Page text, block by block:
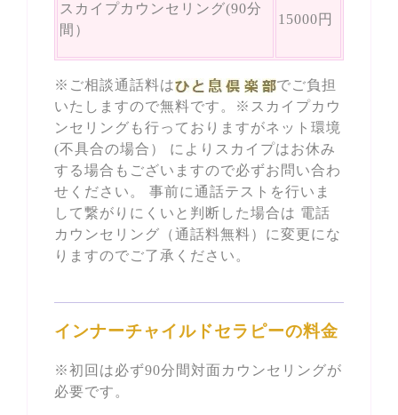
スカイプカウンセリング(90分
間）
15000円
※ご相談通話料は
でご負担
いたしますので無料です。※スカイプカウ
ンセリングも行っておりますがネット環境
(不具合の場合） によりスカイプはお休み
する場合もございますので必ずお問い合わ
せください。 事前に通話テストを行いま
して繋がりにくいと判断した場合は 電話
カウンセリング（通話料無料）に変更にな
りますのでご了承ください。
インナーチャイルドセラピーの料金
※初回は必ず90分間対面カウンセリングが
必要です。